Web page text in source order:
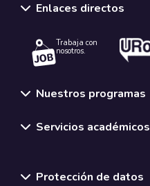
Enlaces directos
Trabaja con
nosotros.
Nuestros programas
Servicios académicos
Protección de datos